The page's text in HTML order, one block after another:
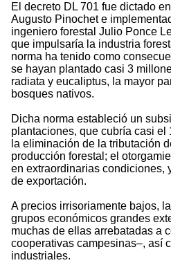
El decreto DL 701 fue dictado
Augusto Pinochet e
ingeniero forestal Julio Ponce
que impulsaría la industria
norma ha tenido como
se hayan plantado casi 3
radiata y eucaliptus, la mayor
bosques nativos.
Dicha norma estableció un
plantaciones, que cubría casi el
la eliminación de la tributación
producción forestal; el
en extraordinarias condiciones,
de exportación.
A precios irrisoriamente bajos,
grupos económicos grandes
muchas de ellas arrebatadas a
cooperativas campesinas–, así
industriales.